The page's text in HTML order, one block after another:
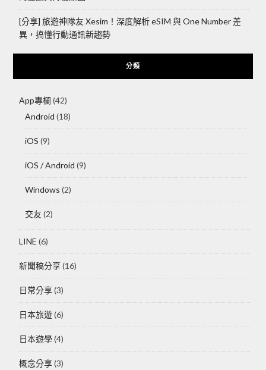
[分享] 旅遊神隊友 Xesim！深度解析 eSIM 與 One Number 差
異，搞懂行動通訊新趨勢
分類
App專欄 (42)
Android (18)
iOS (9)
iOS / Android (9)
Windows (2)
交友 (2)
LINE (6)
新聞稿分享(16)
日常分享(3)
日本旅遊(6)
日本遊學(4)
概念分享(3)